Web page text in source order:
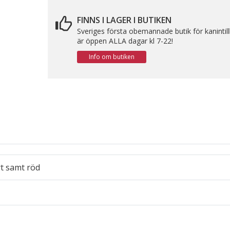
FINNS I LAGER I BUTIKEN
Sveriges första obemannade butik för
är öppen ALLA dagar kl 7-22!
Info om butiken
samt röd